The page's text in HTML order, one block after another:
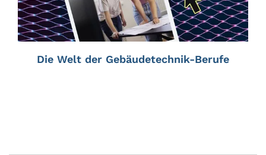
Die Welt der Gebäudetechnik-Berufe